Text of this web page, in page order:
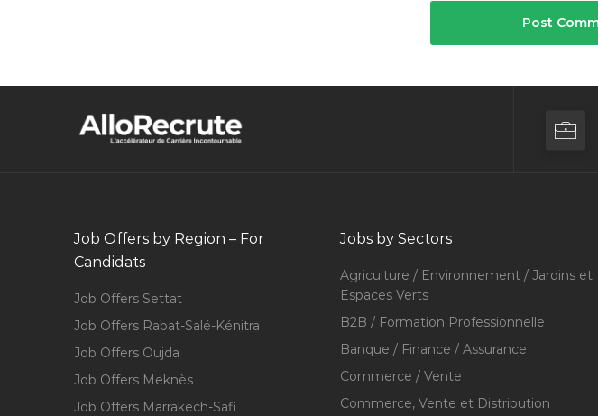
Job Offers by Region – For
Candidats
Job Offers Settat
Job Offers Rabat-Salé-Kénitra
Job Offers Oujda
Job Offers Meknès
Job Offers Marrakech-Safi
Jobs by Sectors
Agriculture / Environnement / Jardins et
Espaces Verts
B2B / Formation Professionnelle
Banque / Finance / Assurance
Commerce / Vente
Commerce, Vente et Distribution